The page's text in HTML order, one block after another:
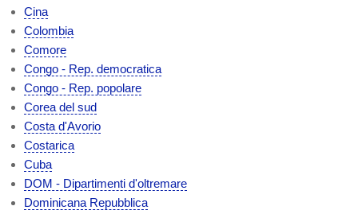
Cina
Colombia
Comore
Congo - Rep. democratica
Congo - Rep. popolare
Corea del sud
Costa d'Avorio
Costarica
Cuba
DOM - Dipartimenti d'oltremare
Dominicana Repubblica